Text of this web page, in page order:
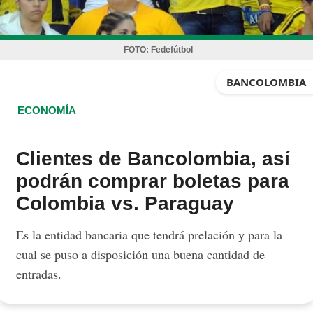
FOTO: Fedefútbol
BANCOLOMBIA
ECONOMÍA
Clientes de Bancolombia, así
podrán comprar boletas para
Colombia vs. Paraguay
Es la entidad bancaria que tendrá prelación y para la
cual se puso a disposición una buena cantidad de
entradas.